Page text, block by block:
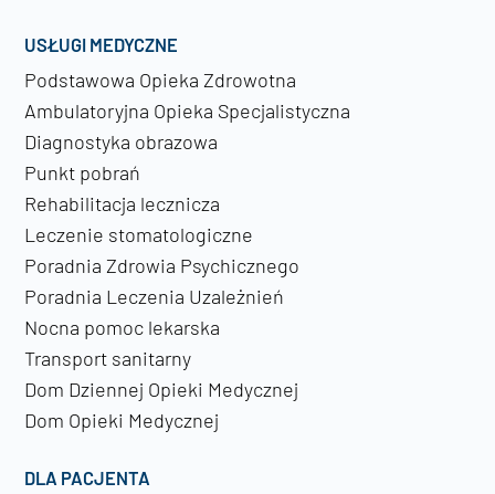
USŁUGI MEDYCZNE
Podstawowa Opieka Zdrowotna
Ambulatoryjna Opieka Specjalistyczna
Diagnostyka obrazowa
Punkt pobrań
Rehabilitacja lecznicza
Leczenie stomatologiczne
Poradnia Zdrowia Psychicznego
Poradnia Leczenia Uzależnień
Nocna pomoc lekarska
Transport sanitarny
Dom Dziennej Opieki Medycznej
Dom Opieki Medycznej
DLA PACJENTA